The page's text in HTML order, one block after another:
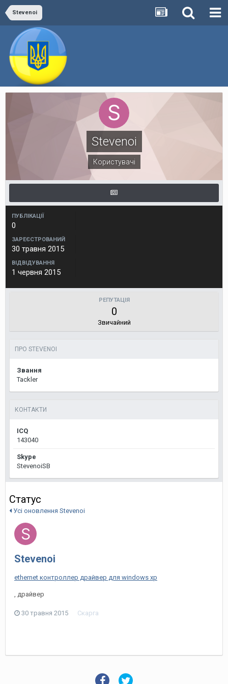
Stevenoi
Stevenoi
Користувачі
ПУБЛІКАЦІЇ
0
ЗАРЕЄСТРОВАНИЙ
30 травня 2015
ВІДВІДУВАННЯ
1 червня 2015
РЕПУТАЦІЯ
0
Звичайний
ПРО STEVENOI
Звання
Tackler
КОНТАКТИ
ICQ
143040
Skype
StevenoiSB
Статус
Усі оновлення Stevenoi
Stevenoi
ethernet контроллер драйвер для windows xp
, драйвер
30 травня 2015 Скарга